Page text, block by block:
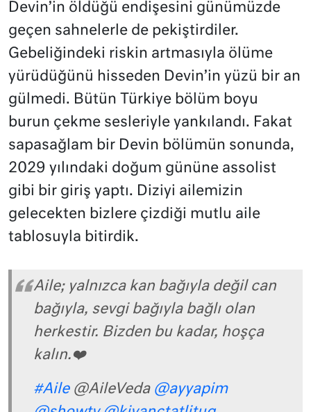
Devin’in öldüğü endişesini günümüzde
geçen sahnelerle de pekiştirdiler.
Gebeliğindeki riskin artmasıyla ölüme
yürüdüğünü hisseden Devin’in yüzü bir an
gülmedi. Bütün Türkiye bölüm boyu
burun çekme sesleriyle yankılandı. Fakat
sapasağlam bir Devin bölümün sonunda,
2029 yılındaki doğum gününe assolist
gibi bir giriş yaptı. Diziyi ailemizin
gelecekten bizlere çizdiği mutlu aile
tablosuyla bitirdik.
Aile; yalnızca kan bağıyla değil can
bağıyla, sevgi bağıyla bağlı olan
herkestir. Bizden bu kadar, hoşça
kalın.❤️
#Aile@AileVeda @ayyapim